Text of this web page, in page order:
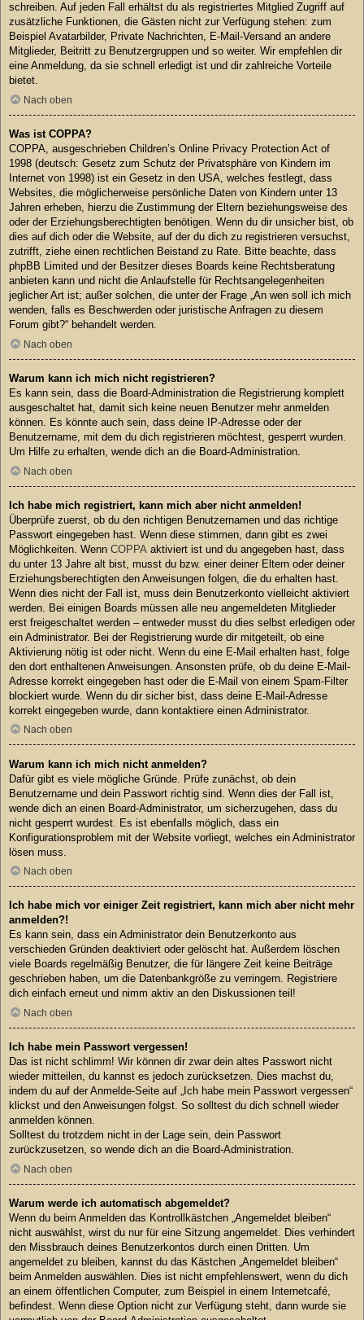
schreiben. Auf jeden Fall erhältst du als registriertes Mitglied Zugriff auf
zusätzliche Funktionen, die Gästen nicht zur Verfügung stehen: zum
Beispiel Avatarbilder, Private Nachrichten, E-Mail-Versand an andere
Mitglieder, Beitritt zu Benutzergruppen und so weiter. Wir empfehlen dir
eine Anmeldung, da sie schnell erledigt ist und dir zahlreiche Vorteile
bietet.
Nach oben
Was ist COPPA?
COPPA, ausgeschrieben Children’s Online Privacy Protection Act of
1998 (deutsch: Gesetz zum Schutz der Privatsphäre von Kindern im
Internet von 1998) ist ein Gesetz in den USA, welches festlegt, dass
Websites, die möglicherweise persönliche Daten von Kindern unter 13
Jahren erheben, hierzu die Zustimmung der Eltern beziehungsweise des
oder der Erziehungsberechtigten benötigen. Wenn du dir unsicher bist, ob
dies auf dich oder die Website, auf der du dich zu registrieren versuchst,
zutrifft, ziehe einen rechtlichen Beistand zu Rate. Bitte beachte, dass
phpBB Limited und der Besitzer dieses Boards keine Rechtsberatung
anbieten kann und nicht die Anlaufstelle für Rechtsangelegenheiten
jeglicher Art ist; außer solchen, die unter der Frage „An wen soll ich mich
wenden, falls es Beschwerden oder juristische Anfragen zu diesem
Forum gibt?“ behandelt werden.
Nach oben
Warum kann ich mich nicht registrieren?
Es kann sein, dass die Board-Administration die Registrierung komplett
ausgeschaltet hat, damit sich keine neuen Benutzer mehr anmelden
können. Es könnte auch sein, dass deine IP-Adresse oder der
Benutzername, mit dem du dich registrieren möchtest, gesperrt wurden.
Um Hilfe zu erhalten, wende dich an die Board-Administration.
Nach oben
Ich habe mich registriert, kann mich aber nicht anmelden!
Überprüfe zuerst, ob du den richtigen Benutzernamen und das richtige
Passwort eingegeben hast. Wenn diese stimmen, dann gibt es zwei
Möglichkeiten. Wenn COPPA aktiviert ist und du angegeben hast, dass
du unter 13 Jahre alt bist, musst du bzw. einer deiner Eltern oder deiner
Erziehungsberechtigten den Anweisungen folgen, die du erhalten hast.
Wenn dies nicht der Fall ist, muss dein Benutzerkonto vielleicht aktiviert
werden. Bei einigen Boards müssen alle neu angemeldeten Mitglieder
erst freigeschaltet werden – entweder musst du dies selbst erledigen oder
ein Administrator. Bei der Registrierung wurde dir mitgeteilt, ob eine
Aktivierung nötig ist oder nicht. Wenn du eine E-Mail erhalten hast, folge
den dort enthaltenen Anweisungen. Ansonsten prüfe, ob du deine E-Mail-
Adresse korrekt eingegeben hast oder die E-Mail von einem Spam-Filter
blockiert wurde. Wenn du dir sicher bist, dass deine E-Mail-Adresse
korrekt eingegeben wurde, dann kontaktiere einen Administrator.
Nach oben
Warum kann ich mich nicht anmelden?
Dafür gibt es viele mögliche Gründe. Prüfe zunächst, ob dein
Benutzername und dein Passwort richtig sind. Wenn dies der Fall ist,
wende dich an einen Board-Administrator, um sicherzugehen, dass du
nicht gesperrt wurdest. Es ist ebenfalls möglich, dass ein
Konfigurationsproblem mit der Website vorliegt, welches ein Administrator
lösen muss.
Nach oben
Ich habe mich vor einiger Zeit registriert, kann mich aber nicht mehr
anmelden?!
Es kann sein, dass ein Administrator dein Benutzerkonto aus
verschieden Gründen deaktiviert oder gelöscht hat. Außerdem löschen
viele Boards regelmäßig Benutzer, die für längere Zeit keine Beiträge
geschrieben haben, um die Datenbankgröße zu verringern. Registriere
dich einfach erneut und nimm aktiv an den Diskussionen teil!
Nach oben
Ich habe mein Passwort vergessen!
Das ist nicht schlimm! Wir können dir zwar dein altes Passwort nicht
wieder mitteilen, du kannst es jedoch zurücksetzen. Dies machst du,
indem du auf der Anmelde-Seite auf „Ich habe mein Passwort vergessen“
klickst und den Anweisungen folgst. So solltest du dich schnell wieder
anmelden können.
Solltest du trotzdem nicht in der Lage sein, dein Passwort
zurückzusetzen, so wende dich an die Board-Administration.
Nach oben
Warum werde ich automatisch abgemeldet?
Wenn du beim Anmelden das Kontrollkästchen „Angemeldet bleiben“
nicht auswählst, wirst du nur für eine Sitzung angemeldet. Dies verhindert
den Missbrauch deines Benutzerkontos durch einen Dritten. Um
angemeldet zu bleiben, kannst du das Kästchen „Angemeldet bleiben“
beim Anmelden auswählen. Dies ist nicht empfehlenswert, wenn du dich
an einem öffentlichen Computer, zum Beispiel in einem Internetcafé,
befindest. Wenn diese Option nicht zur Verfügung steht, dann wurde sie